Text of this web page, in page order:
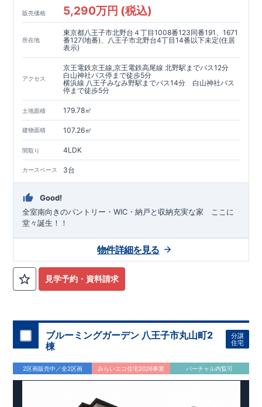
販売価格 5,290万円 (税込)
所在地
東京都八王子市北野台４丁目1008番123同番191、1671
番127(地番)、八王子市北野台4丁目14番以下未定(住居
表示)
アクセス
京王電鉄京王線,京王電鉄高尾線 北野駅までバス12分
白山神社バス停まで徒歩5分
横浜線 八王子みなみ野駅までバス14分 白山神社バス
停まで徒歩5分
土地面積 179.78㎡
建物面積 107.26㎡
間取り 4LDK
カースペース 3台
Good!
全室南向きのパントリー・WIC・納戸と収納充実な家 ここに
堂々誕生！！
見学予約・資料請求
物件詳細を見る
ブルーミングガーデン 八王子市丸山町2
棟
分譲
住宅
2区画販売中／全2区画 みらいエコ住宅2026事業 バーチャル内覧可